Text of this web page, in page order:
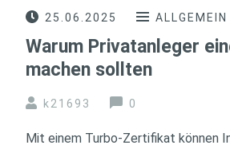
25.06.2025 ALLGEMEIN
Warum Privatanleger
machen sollten
k21693 0
Mit einem Turbo-Zertifikat können